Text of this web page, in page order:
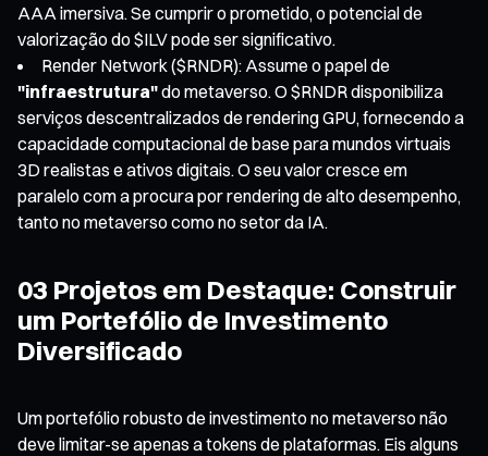
AAA imersiva. Se cumprir o prometido, o potencial de
valorização do $ILV pode ser significativo.
Render Network ($RNDR): Assume o papel de
"infraestrutura"do metaverso. O $RNDR disponibiliza
serviços descentralizados de rendering GPU, fornecendo a
capacidade computacional de base para mundos virtuais
3D realistas e ativos digitais. O seu valor cresce em
paralelo com a procura por rendering de alto desempenho,
tanto no metaverso como no setor da IA.
03 Projetos em Destaque: Construir
um Portefólio de Investimento
Diversificado
Um portefólio robusto de investimento no metaverso não
deve limitar-se apenas a tokens de plataformas. Eis alguns